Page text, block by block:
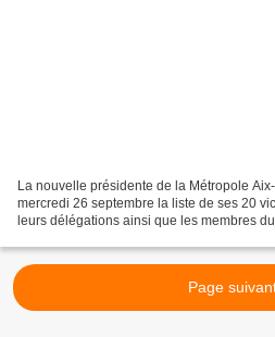
La nouvelle présidente de la Métropole
mercredi 26 septembre la liste de ses 20
leurs délégations ainsi que les membres
Page